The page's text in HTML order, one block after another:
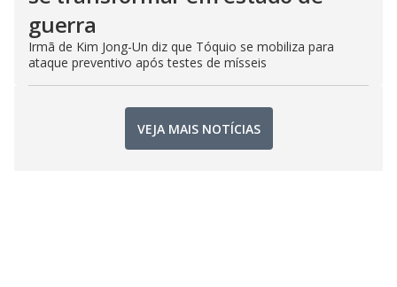
guerra
Irmã de Kim Jong-Un diz que Tóquio se mobiliza para
ataque preventivo após testes de mísseis
VEJA MAIS NOTÍCIAS